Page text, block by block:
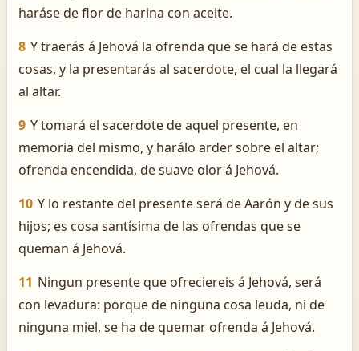
haráse de flor de harina con aceite.
8 Y traerás á Jehová la ofrenda que se hará de estas
cosas, y la presentarás al sacerdote, el cual la llegará
al altar.
9 Y tomará el sacerdote de aquel presente, en
memoria del mismo, y harálo arder sobre el altar;
ofrenda encendida, de suave olor á Jehová.
10 Y lo restante del presente será de Aarón y de sus
hijos; es cosa santísima de las ofrendas que se
queman á Jehová.
11 Ningun presente que ofreciereis á Jehová, será
con levadura: porque de ninguna cosa leuda, ni de
ninguna miel, se ha de quemar ofrenda á Jehová.